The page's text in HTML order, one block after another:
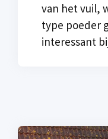
van het vuil,
type poeder
interessant